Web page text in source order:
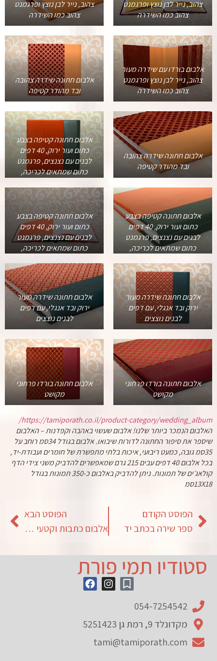
צהוב, נייר לבן נוצץ ופרגמנט
צהוב כמו השידרה
צהוב, נייר לבן נוצץ ופרגמנט
צהוב כמו השידרה
אלבום בורדו עם שידרה מעור
צהוב, נייר לבן נוצץ ופרגמנט
צהוב כמו השידרה
אלבום חתונה שידרה צהובה
ובד מהודר קטיפה
אלבום חתונה שידרה צהובה
ובד מהודר קטיפה
אלבום חתונה קטיפה בצבע
כתום ועור ירוק, 40 דפים
לבנים עם נצנצים, פרגמנט
כתום שמתאים לכריכה,
אלבום חתונה קטיפה בצבע
כתום ועור ירוק, 40 דפים
לבנים עם נצנצים, פרגמנט
כתום שמתאים לכריכה,
אלבום חתונה קטיפה בצבע
כתום ועור ירוק, 40 דפים
לבנים עם נצנצים, פרגמנט
כתום שמתאים לכריכה,
אלבום חתונה שידרה מעור
ירוק ובד אנגלי, עם דפים
לבנים נוצצים
אלבום חתונה שידרה מעור
ירוק ובד אנגלי, עם דפים
לבנים נוצצים
אלבום חתונה בורדו פרחוני
מקושט
אלבום חתונה בורדו פרחוני
מקושט
https://tamiporath.co.il/product-category/wedding_album/
האלבום הנמכר ביותר שלנו! אלבום שעשוי באהבה וקפדנות – האלבום
שיספר את סיפור החתונה לדורות שיבואו. אלבום בגודל 34סמ רוחב על
35סמ גובה, כמעט ריבועי, איכות בלתי מתפשרת של חומרים ועבודת-יד,
בכל אלבום 40 דפים עבים 215 גרם שמאפשרים להדביק משני צידי הדף
קולאג׳ים של תמונות. ניתן להדביק באלבום כ-350 תמונות בגודל
13X18סמ
הפוסט הקודם
ספר שירה בכתב יד
הפוסט הבא
אלבום כתבות וקטעי עיתונות
סטודיו תמי פורת
054-7254542
מקדונלד 9, רמת גן 5251423
tami@tamiporath.com